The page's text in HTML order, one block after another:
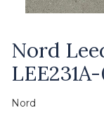
Nord
Nord